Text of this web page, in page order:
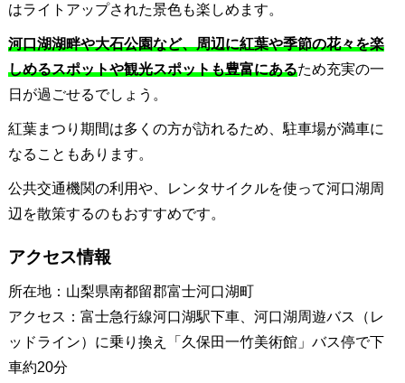
はライトアップされた景色も楽しめます。
河口湖湖畔や大石公園など、周辺に紅葉や季節の花々を楽
しめるスポットや観光スポットも豊富にあるため充実の一
日が過ごせるでしょう。
紅葉まつり期間は多くの方が訪れるため、駐車場が満車に
なることもあります。
公共交通機関の利用や、レンタサイクルを使って河口湖周
辺を散策するのもおすすめです。
アクセス情報
所在地：山梨県南都留郡富士河口湖町
アクセス：富士急行線河口湖駅下車、河口湖周遊バス（レ
ッドライン）に乗り換え「久保田一竹美術館」バス停で下
車約20分